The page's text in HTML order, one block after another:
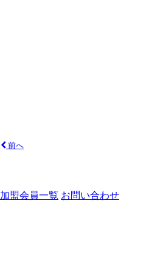
前へ
加盟会員一覧 お問い合わせ